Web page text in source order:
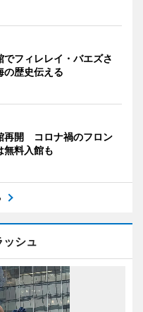
フィレレイ・バエズさ
歴史伝える
再開 コロナ禍のフロン
無料入館も
ッシュ